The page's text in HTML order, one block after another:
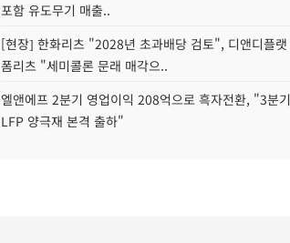
포함 유도무기 매출..
[현장] 한화리츠 "2028년 초과배당 검토", 디앤디플랫
폼리츠 "세미콜론 문래 매각으..
엘앤에프 2분기 영업이익 208억으로 흑자전환, "3분기
LFP 양극재 본격 출하"